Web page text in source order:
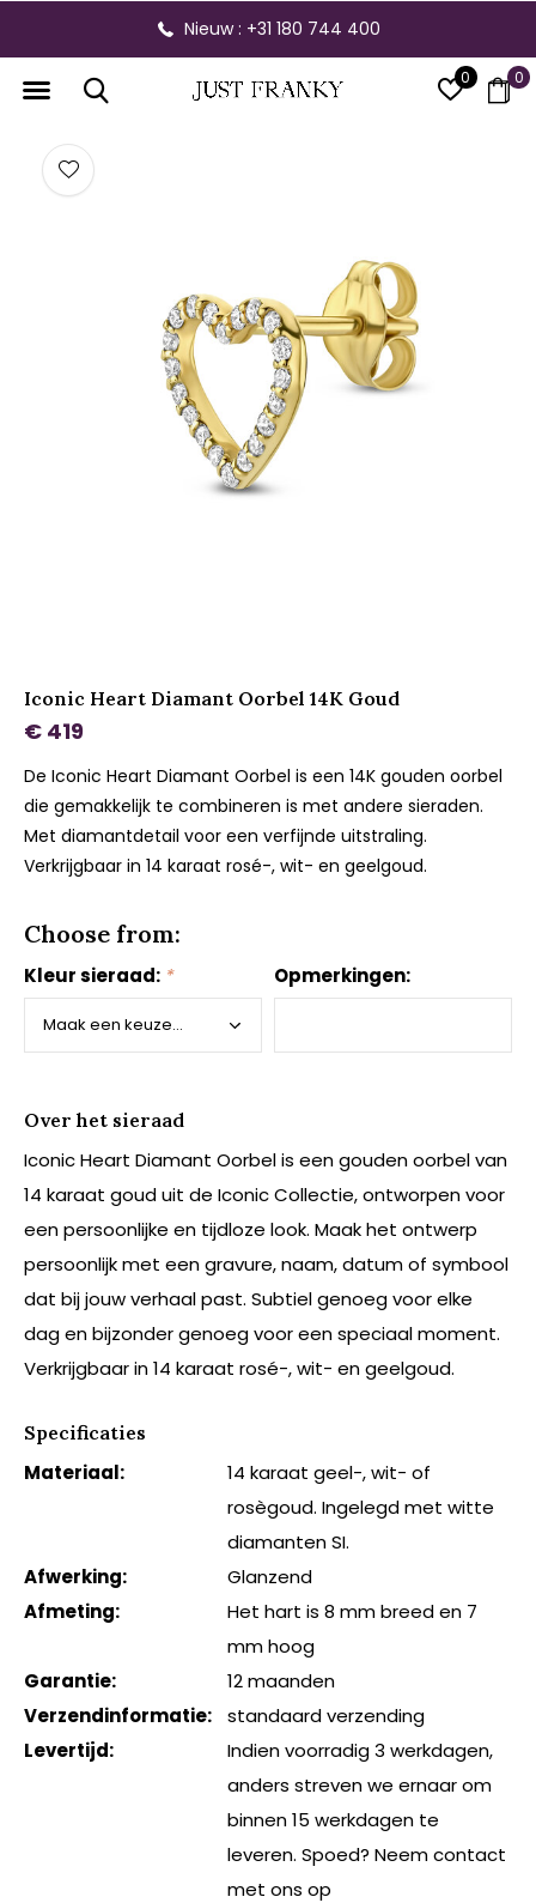
0 0
Nieuw : +31 180 744 400
Iconic Heart Diamant Oorbel 14K Goud
€ 419
De Iconic Heart Diamant Oorbel is een 14K gouden oorbel
die gemakkelijk te combineren is met andere sieraden.
Met diamantdetail voor een verfijnde uitstraling.
Verkrijgbaar in 14 karaat rosé-, wit- en geelgoud.
Choose from:
Kleur sieraad: * Opmerkingen:
Over het sieraad
Iconic Heart Diamant Oorbel is een gouden oorbel van
14 karaat goud uit de Iconic Collectie, ontworpen voor
een persoonlijke en tijdloze look. Maak het ontwerp
persoonlijk met een gravure, naam, datum of symbool
dat bij jouw verhaal past. Subtiel genoeg voor elke
dag en bijzonder genoeg voor een speciaal moment.
Verkrijgbaar in 14 karaat rosé-, wit- en geelgoud.
Specificaties
Materiaal:
14 karaat geel-, wit- of
rosègoud. Ingelegd met witte
diamanten SI.
Afwerking:
Glanzend
Afmeting:
Het hart is 8 mm breed en 7
mm hoog
Garantie:
12 maanden
Verzendinformatie:
standaard verzending
Levertijd:
Indien voorradig 3 werkdagen,
anders streven we ernaar om
binnen 15 werkdagen te
leveren. Spoed? Neem contact
met ons op